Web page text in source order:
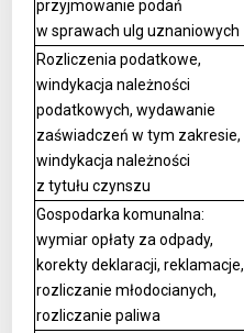
przyjmowanie podań
w sprawach ulg uznaniowych
Rozliczenia podatkowe,
windykacja należności
podatkowych, wydawanie
zaświadczeń w tym zakresie,
windykacja należności
z tytułu czynszu
Gospodarka komunalna:
wymiar opłaty za odpady,
korekty deklaracji, reklamacje,
rozliczanie młodocianych,
rozliczanie paliwa